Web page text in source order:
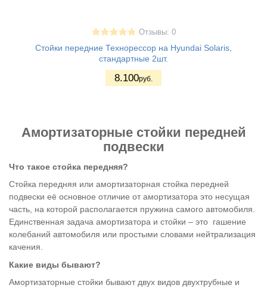
Отзывы: 0
Стойки передние Технорессор на Hyundai Solaris,
стандартные 2шт.
8.100руб.
Амортизаторные стойки передней
подвески
Что такое стойка передняя?
Стойка передняя или амортизаторная стойка передней
подвески её основное отличие от амортизатора это несущая
часть, на которой располагается пружина самого автомобиля.
Единственная задача амортизатора и стойки – это гашение
колебаний автомобиля или простыми словами нейтрализация
качения.
Какие виды бывают?
Амортизаторные стойки бывают двух видов двухтрубные и